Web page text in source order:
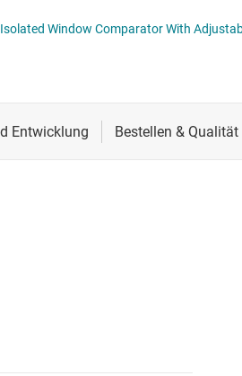
Verstärker
AMC23C15 Dual, Fast Response, Reinforced Isolated Window